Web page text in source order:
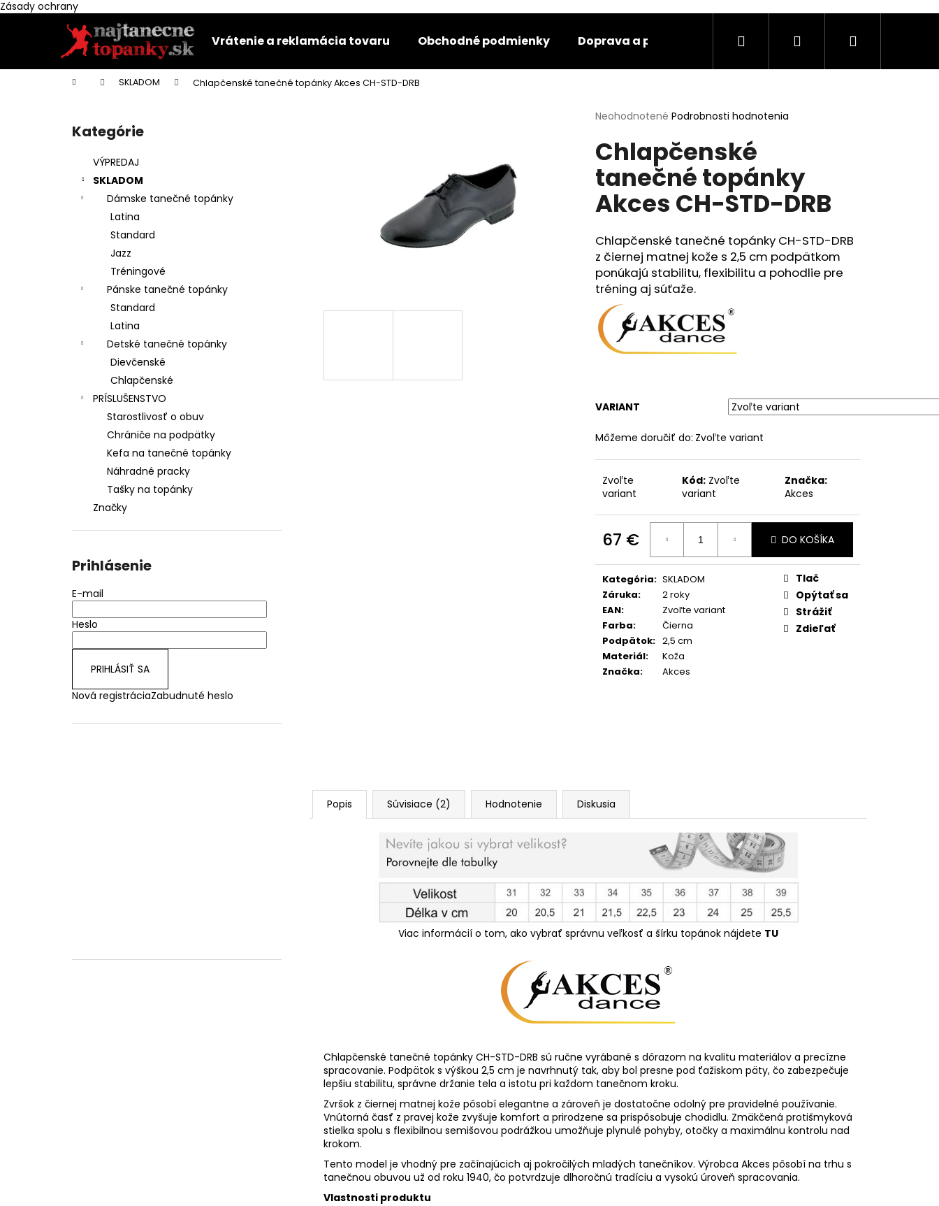
Zásady ochrany
Vrátenie a reklamácia tovaru Obchodné podmienky Doprava a platba Kontakty Ochrana osobných
Hľadať PrihlásenieNákupný
Domov SKLADOM Chlapčenské tanečné topánky Akces CH-STD-DRB
Preskočiť
kategórie
Kategórie
VÝPREDAJ
SKLADOM
Dámske tanečné topánky
Latina
Standard
Jazz
Tréningové
Pánske tanečné topánky
Standard
Latina
Detské tanečné topánky
Dievčenské
Chlapčenské
PRÍSLUŠENSTVO
Starostlivosť o obuv
Chrániče na podpätky
Kefa na tanečné topánky
Náhradné pracky
Tašky na topánky
Značky
Prihlásenie
E-mail
Heslo
PRIHLÁSIŤ SA
Nová registráciaZabudnuté heslo
Priemerné
produktu
je
0,0
z
hviezdičiek.
Neohodnotené Podrobnosti hodnotenia
Chlapčenské
tanečné topánky
Akces CH-STD-DRB
Chlapčenské tanečné topánky CH-STD-DRB
z čiernej matnej kože s 2,5 cm podpätkom
ponúkajú stabilitu, flexibilitu a pohodlie pre
tréning aj súťaže.
VARIANT
Môžeme doručiť do: Zvoľte variant
Zvoľte
variant
Kód: Zvoľte
variant
Značka:
Akces
67 €
Jednotková
cena:
DO KOŠÍKA
Kategória: SKLADOM
Záruka:
2 roky
EAN:
Zvoľte variant
Farba:
Čierna
Podpätok: 2,5 cm
Materiál:
Koža
Značka: Akces
Tlač
Opýtať sa
Strážiť
Zdieľať
Popis Súvisiace (2) Hodnotenie Diskusia
Viac informácií o tom, ako vybrať správnu veľkosť a šírku topánok nájdete TU
Chlapčenské tanečné topánky CH-STD-DRB sú ručne vyrábané s dôrazom na kvalitu materiálov a precízne
spracovanie. Podpätok s výškou 2,5 cm je navrhnutý tak, aby bol presne pod ťažiskom päty, čo zabezpečuje
lepšiu stabilitu, správne držanie tela a istotu pri každom tanečnom kroku.
Zvršok z čiernej matnej kože pôsobí elegantne a zároveň je dostatočne odolný pre pravidelné používanie.
Vnútorná časť z pravej kože zvyšuje komfort a prirodzene sa prispôsobuje chodidlu. Zmäkčená protišmyková
stielka spolu s flexibilnou semišovou podrážkou umožňuje plynulé pohyby, otočky a maximálnu kontrolu nad
krokom.
Tento model je vhodný pre začínajúcich aj pokročilých mladých tanečníkov. Výrobca Akces pôsobí na trhu s
tanečnou obuvou už od roku 1940, čo potvrdzuje dlhoročnú tradíciu a vysokú úroveň spracovania.
Vlastnosti produktu
K
Späť
Späť
Čo potrebujete nájsť?
Odporúčame